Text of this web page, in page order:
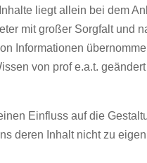
liegt allein bei dem
mit großer Sorgfalt und
Informationen
von prof e.a.t.
Einfluss auf die
deren Inhalt nicht zu